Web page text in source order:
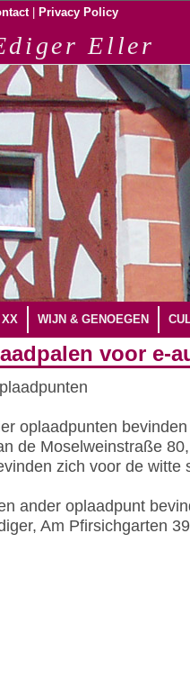
Privacy Policy
Eller
XX WIJN & GENOEGEN
voor e-
oplaadpunten
de Moselweinstraße
zich voor de witte
ander oplaadpunt
Am Pfirsichgarten